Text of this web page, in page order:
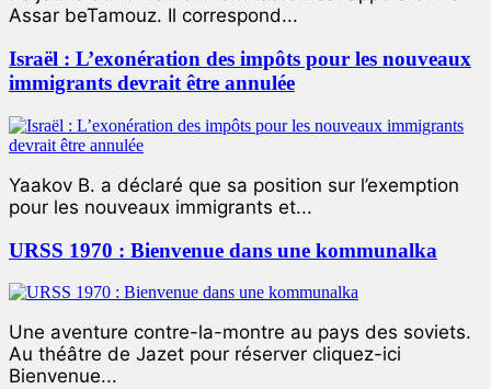
Assar beTamouz. Il correspond...
Israël : L’exonération des impôts pour les nouveaux
immigrants devrait être annulée
Yaakov B. a déclaré que sa position sur l’exemption
pour les nouveaux immigrants et...
URSS 1970 : Bienvenue dans une kommunalka
Une aventure contre-la-montre au pays des soviets.
Au théâtre de Jazet pour réserver cliquez-ici
Bienvenue...